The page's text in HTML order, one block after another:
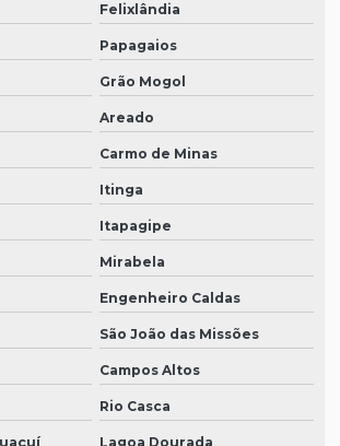
Felixlândia
Papagaios
Grão Mogol
Areado
Carmo de Minas
Itinga
Itapagipe
Mirabela
Engenheiro Caldas
São João das Missões
Campos Altos
Rio Casca
Lagoa Dourada